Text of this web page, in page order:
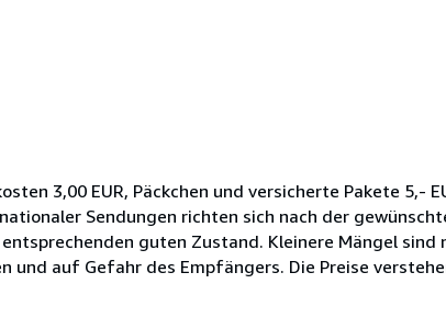
3,00 EUR, Päckchen und versicherte Pakete 5,-
Sendungen richten sich nach der
guten Zustand. Kleinere Mängel
und auf Gefahr des Empfängers. Die Preise